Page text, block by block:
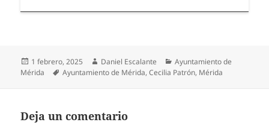
Publicado
el
1 febrero, 2025 Autor
Daniel Escalante Categorías
Ayuntamiento de
Mérida
Etiquetas
Ayuntamiento de Mérida,Cecilia Patrón, Mérida
Deja un comentario